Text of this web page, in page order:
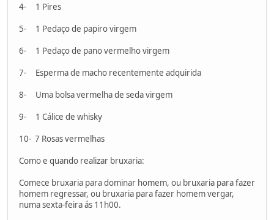
4- 1 Pires
5- 1 Pedaço de papiro virgem
6- 1 Pedaço de pano vermelho virgem
7- Esperma de macho recentemente adquirida
8- Uma bolsa vermelha de seda virgem
9- 1 Cálice de whisky
10- 7 Rosas vermelhas
Como e quando realizar bruxaria:
Comece bruxaria para dominar homem, ou bruxaria para fazer
homem regressar, ou bruxaria para fazer homem vergar,
numa sexta-feira ás 11h00.